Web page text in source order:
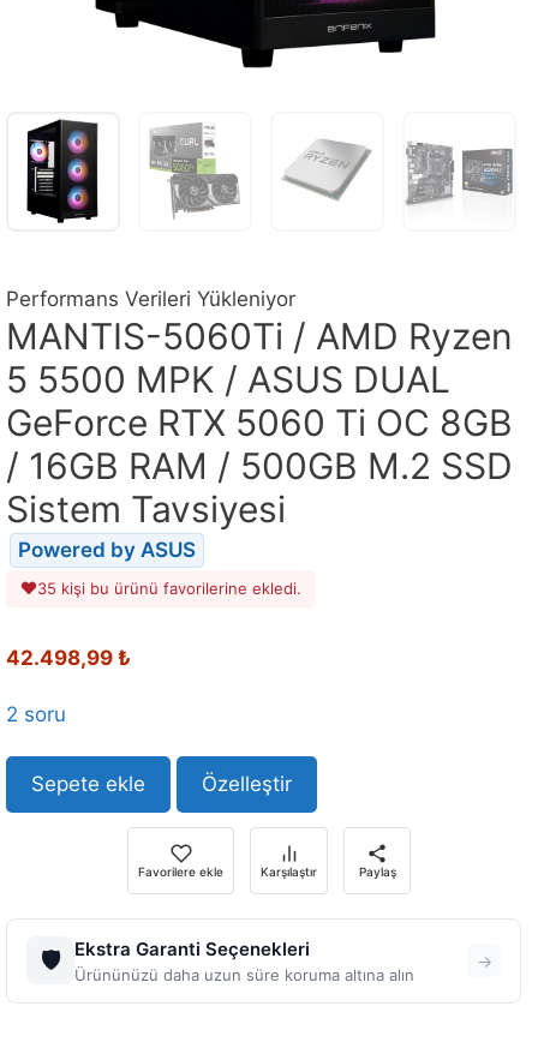
Performans Verileri Yükleniyor
MANTIS-5060Ti / AMD Ryzen
5 5500 MPK / ASUS DUAL
GeForce RTX 5060 Ti OC 8GB
/ 16GB RAM / 500GB M.2 SSD
Sistem Tavsiyesi
Powered by ASUS
35 kişi bu ürünü favorilerine ekledi.
fiyat:
42.498,99 ₺
2 soru
Sepete ekle Özelleştir
Favorilere ekle Karşılaştır Paylaş
🛡️ Ekstra Garanti Seçenekleri
Ürününüzü daha uzun süre koruma altına alın
→